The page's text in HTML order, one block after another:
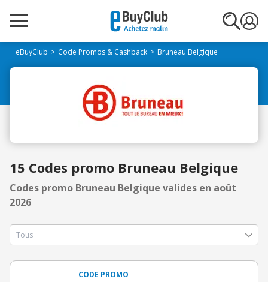
eBuyClub Code Promos & Cashback Bruneau Belgique
15 Codes promo Bruneau Belgique
Codes promo Bruneau Belgique valides en août
2026
CODE PROMO